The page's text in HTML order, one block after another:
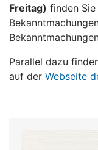
Freitag) finden
Parallel dazu
auf der Webseite